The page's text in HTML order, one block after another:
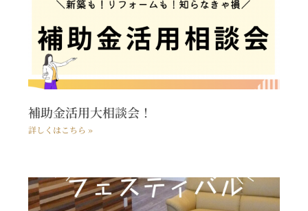
補助金活用大相談会！
詳しくはこちら »